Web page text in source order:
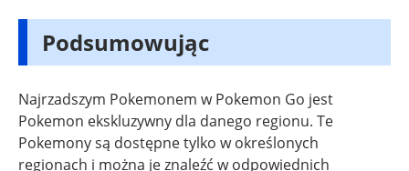
Podsumowując
Najrzadszym Pokemonem w Pokemon Go jest
Pokemon ekskluzywny dla danego regionu. Te
Pokemony są dostępne tylko w określonych
regionach i można je znaleźć w odpowiednich